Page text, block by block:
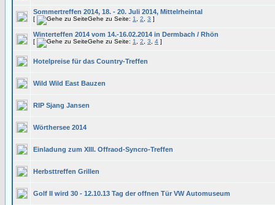
Sommertreffen 2014, 18. - 20. Juli 2014, Mittelrheintal
[ Gehe zu Seite: 1 2 3 ]
Winterteffen 2014 vom 14.-16.02.2014 in Dermbach / Rhön
[ Gehe zu Seite: 1 2 3 4 ]
Hotelpreise für das Country-Treffen
Wild Wild East Bauzen
RIP Sjang Jansen
Wörthersee 2014
Einladung zum XIII. Offraod-Syncro-Treffen
Herbsttreffen Grillen
Golf II wird 30 - 12.10.13 Tag der offnen Tür VW Automuseum